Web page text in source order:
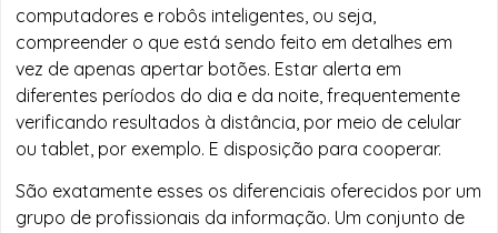
computadores e robôs inteligentes, ou seja,
compreender o que está sendo feito em detalhes em
vez de apenas apertar botões. Estar alerta em
diferentes períodos do dia e da noite, frequentemente
verificando resultados à distância, por meio de celular
ou tablet, por exemplo. E disposição para cooperar.
São exatamente esses os diferenciais oferecidos por um
grupo de profissionais da informação. Um conjunto de